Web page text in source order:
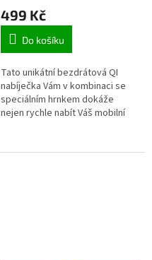
499 Kč
Do košíku
Tato unikátní bezdrátová QI
nabíječka Vám v kombinaci se
speciálním hrnkem dokáže
nejen rychle nabít Váš mobilní